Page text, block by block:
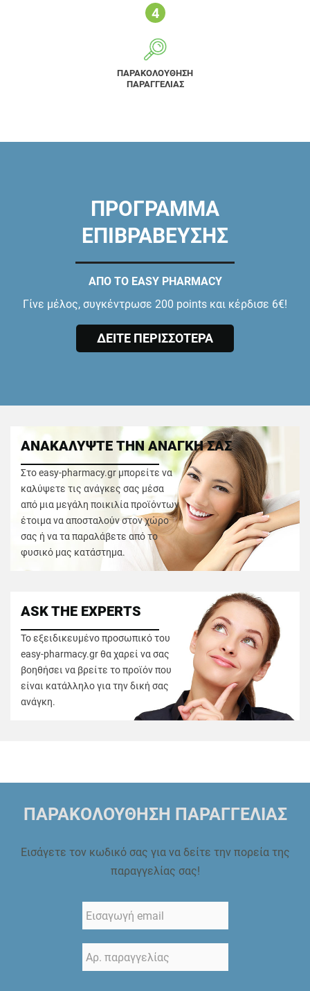
ΠΑΡΑΚΟΛΟΥΘΗΣΗ
ΠΑΡΑΓΓΕΛΙΑΣ
ΠΡΟΓΡΑΜΜΑ
ΕΠΙΒΡΑΒΕΥΣΗΣ
ΑΠΟ ΤΟ EASY PHARMACY
Γίνε μέλος, συγκέντρωσε 200 points και κέρδισε 6€!
ΔΕΙΤΕ ΠΕΡΙΣΣΟΤΕΡΑ
ΑΝΑΚΑΛΥΨΤΕ ΤΗΝ ΑΝΑΓΚΗ ΣΑΣ
Στο easy-pharmacy.gr μπορείτε να
καλύψετε τις ανάγκες σας μέσα
από μια μεγάλη ποικιλία προϊόντων
έτοιμα να αποσταλούν στον χώρο
σας ή να τα παραλάβετε από το
φυσικό μας κατάστημα.
ASK THE EXPERTS
Το εξειδικευμένο προσωπικό του
easy-pharmacy.gr θα χαρεί να σας
βοηθήσει να βρείτε το προϊόν που
είναι κατάλληλο για την δική σας
ανάγκη.
ΠΑΡΑΚΟΛΟΥΘΗΣΗ ΠΑΡΑΓΓΕΛΙΑΣ
Εισάγετε τον κωδικό σας για να δείτε την πορεία της
παραγγελίας σας!